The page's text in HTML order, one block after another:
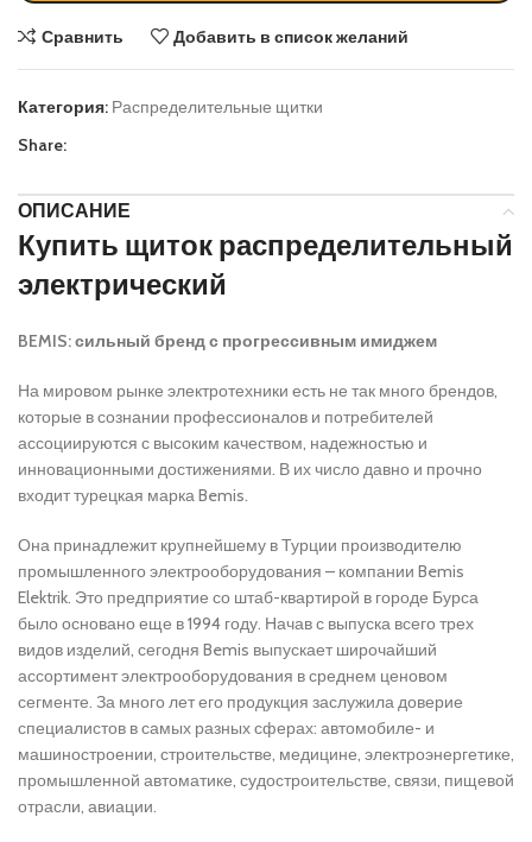
Сравнить Добавить в список желаний
Категория: Распределительные щитки
Share:
ОПИСАНИЕ
Купить щиток распределительный
электрический
BEMIS: сильный бренд с прогрессивным имиджем
На мировом рынке электротехники есть не так много брендов,
которые в сознании профессионалов и потребителей
ассоциируются с высоким качеством, надежностью и
инновационными достижениями. В их число давно и прочно
входит турецкая марка Bemis.
Она принадлежит крупнейшему в Турции производителю
промышленного электрооборудования – компании Bemis
Elektrik. Это предприятие со штаб-квартирой в городе Бурса
было основано еще в 1994 году. Начав с выпуска всего трех
видов изделий, сегодня Bemis выпускает широчайший
ассортимент электрооборудования в среднем ценовом
сегменте. За много лет его продукция заслужила доверие
специалистов в самых разных сферах: автомобиле- и
машиностроении, строительстве, медицине, электроэнергетике,
промышленной автоматике, судостроительстве, связи, пищевой
отрасли, авиации.